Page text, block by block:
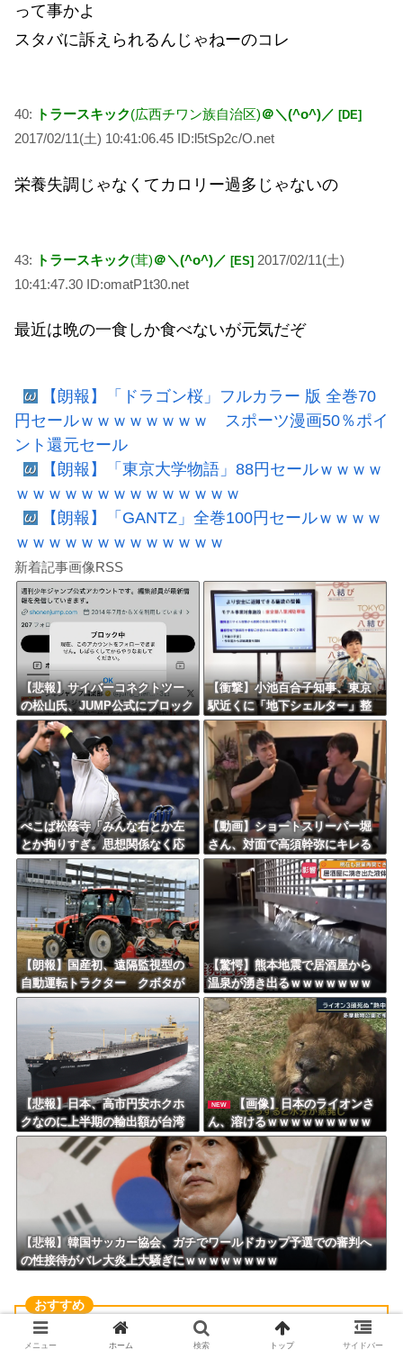
って事かよ
スタバに訴えられるんじゃねーのコレ
40: トラースキック(広西チワン族自治区)＠＼(^o^)／ [DE]
2017/02/11(土) 10:41:06.45 ID:l5tSp2c/O.net
栄養失調じゃなくてカロリー過多じゃないの
43: トラースキック(茸)＠＼(^o^)／ [ES] 2017/02/11(土)
10:41:47.30 ID:omatP1t30.net
最近は晩の一食しか食べないが元気だぞ
【朗報】「ドラゴン桜」フルカラー 版 全巻70
円セールｗｗｗｗｗｗｗｗ スポーツ漫画50％ポイ
ント還元セール
【朗報】「東京大学物語」88円セールｗｗｗｗ
ｗｗｗｗｗｗｗｗｗｗｗｗｗｗ
【朗報】「GANTZ」全巻100円セールｗｗｗｗ
ｗｗｗｗｗｗｗｗｗｗｗｗｗ
新着記事画像RSS
【悲報】サイバーコネクトツー
の松山氏、JUMP公式にブロック
されるｗｗｗｗｗｗｗｗｗｗｗ
【衝撃】小池百合子知事、東京
駅近くに「地下シェルター」整
備を正式表明ｗｗｗｗｗｗｗｗ
ｗ
ぺこぱ松蔭寺「みんな右とか左
とか拘りすぎ。思想関係なく応
援しようよ」
【動画】ショートスリーパー堀
さん、対面で高須幹弥にキレる
ｗｗｗｗｗｗｗｗｗ
【朗報】国産初、遠隔監視型の
自動運転トラクター クボタが
来春に発売！！！
【驚愕】熊本地震で居酒屋から
温泉が湧き出るｗｗｗｗｗｗｗ
ｗｗｗｗｗ
【悲報】日本、高市円安ホクホ
クなのに上半期の輸出額が台湾
と韓国に抜かれる・・・
NEW
【画像】日本のライオンさ
ん、溶けるｗｗｗｗｗｗｗｗｗ
ｗｗｗｗｗ
【悲報】韓国サッカー協会、ガチでワールドカップ予選での審判へ
の性接待がバレ大炎上大騒ぎにｗｗｗｗｗｗｗｗ
【無料・激安】Amazon Kindle本のセール情報
メニュー ホーム 検索 トップ サイドバー